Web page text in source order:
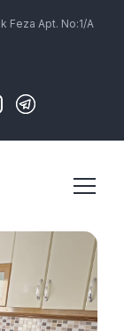
Feza Apt. No:1/A